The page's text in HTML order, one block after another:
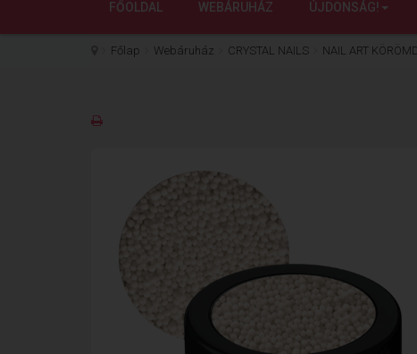
FŐOLDAL WEBÁRUHÁZ ÚJDONSÁG!
Főlap Webáruház CRYSTAL NAILS NAIL ART